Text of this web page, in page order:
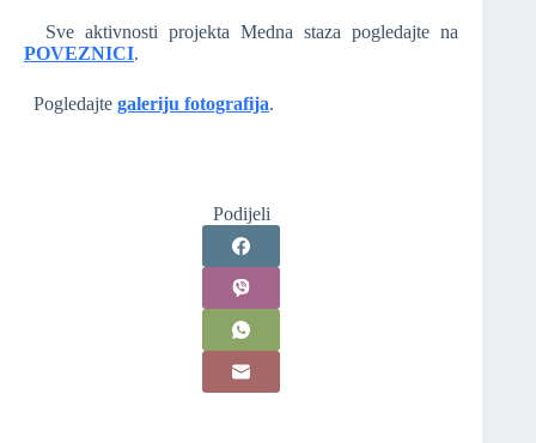
Sve aktivnosti projekta Medna staza pogledajte na
POVEZNICI.
Pogledajte galeriju fotografija.
Podijeli